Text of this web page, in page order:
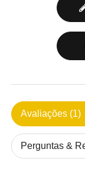
Avaliações (1)
Perguntas &